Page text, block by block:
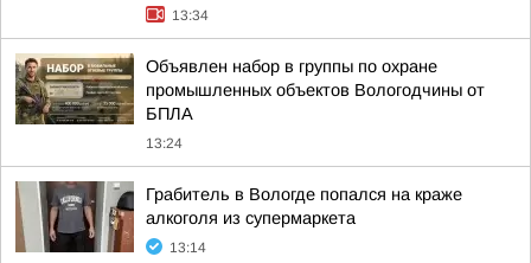
13:34
Объявлен набор в группы по охране
промышленных объектов Вологодчины от
БПЛА
13:24
Грабитель в Вологде попался на краже
алкоголя из супермаркета
13:14